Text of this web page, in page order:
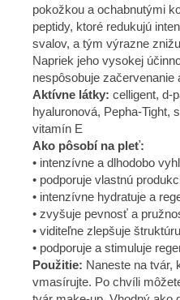
pokožkou a ochabnutými
peptidy, ktoré redukujú
svalov, a tým výrazne
Napriek jeho vysokej
nespôsobuje začervenanie
Aktívne látky: celligent, d-
hyaluronová, Pepha-Tight,
vitamín E
Ako pôsobí na pleť:
• intenzívne a dlhodobo
• podporuje vlastnú
• intenzívne hydratuje a
• zvyšuje pevnosť a
• viditeľne zlepšuje
• podporuje a stimuluje
Použitie: Naneste na tvár,
vmasírujte. Po chvíli